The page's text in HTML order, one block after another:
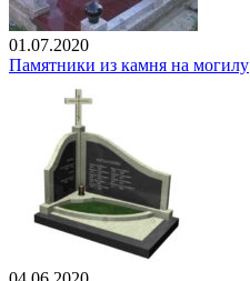
01.07.2020
Памятники из камня на могилу